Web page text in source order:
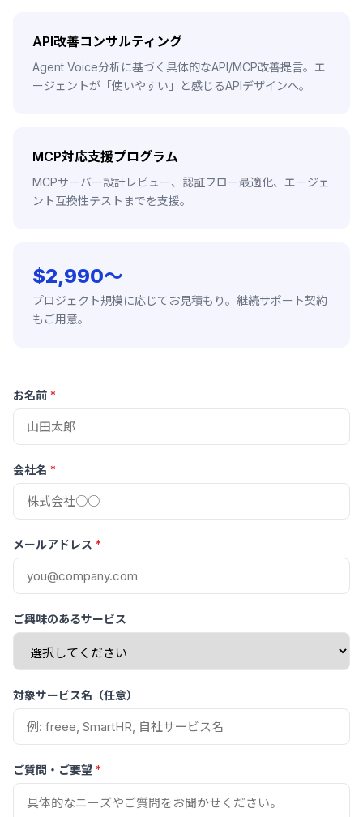
API改善コンサルティング
Agent Voice分析に基づく具体的なAPI/MCP改善提言。エ
ージェントが「使いやすい」と感じるAPIデザインへ。
MCP対応支援プログラム
MCPサーバー設計レビュー、認証フロー最適化、エージェ
ント互換性テストまでを支援。
$2,990〜
プロジェクト規模に応じてお見積もり。継続サポート契約
もご用意。
お名前 *
会社名 *
メールアドレス *
ご興味のあるサービス
対象サービス名（任意）
ご質問・ご要望 *